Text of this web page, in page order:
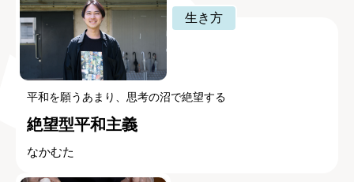
生き方
平和を願うあまり、思考の沼で絶望する
絶望型平和主義
なかむた